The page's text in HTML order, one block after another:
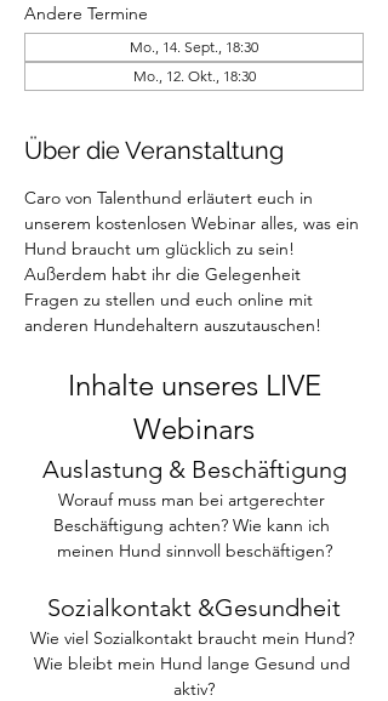
Andere Termine
Mo., 14. Sept., 18:30
Mo., 12. Okt., 18:30
Über die Veranstaltung
Caro von Talenthund erläutert euch in
unserem kostenlosen Webinar alles, was ein
Hund braucht um glücklich zu sein!
Außerdem habt ihr die Gelegenheit
Fragen zu stellen und euch online mit
anderen Hundehaltern auszutauschen!
Webinars
Auslastung & Beschäftigung
Worauf muss man bei artgerechter
Beschäftigung achten? Wie kann ich
meinen Hund sinnvoll beschäftigen?
Sozialkontakt &Gesundheit
Wie viel Sozialkontakt braucht mein Hund?
Wie bleibt mein Hund lange Gesund und
aktiv?